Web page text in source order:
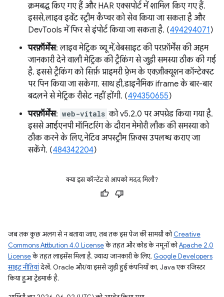
क्रमबद्ध किए गए हैं और HAR एक्सपोर्ट में शामिल किए गए हैं.
इससे, लाइव इवेंट स्ट्रीम कैप्चर को सेव किया जा सकता है और
DevTools में फिर से इंपोर्ट किया जा सकता है. (494294071 )
परफ़ॉर्मेंस: लाइव मेट्रिक व्यू में, वेबसाइट की परफ़ॉर्मेंस की अहम
जानकारी देने वाली मेट्रिक की ट्रैकिंग से जुड़ी समस्या ठीक की गई
है. इससे ट्रैकिंग को सिर्फ़ प्राइमरी फ़्रेम के एक्ज़ीक्यूशन कॉन्टेक्स्ट
पर पिन किया जा सकेगा. साथ ही, डाइनैमिक iframe के बार-बार
बदलने से मेट्रिक रीसेट नहीं होंगी. (494350655)
परफ़ॉर्मेंस: web-vitals को v5.2.0 पर अपग्रेड किया गया है.
इससे आईएनपी मॉनिटरिंग के दौरान मेमोरी लीक की समस्या को
ठीक करने के लिए, नेटिव अपस्ट्रीम फ़िक्स उपलब्ध कराए जा
सकेंगे. (484342204)
क्या इस कॉन्टेंट से आपको मदद मिली?
जब तक कुछ अलग से न बताया जाए, तब तक इस पेज की सामग्री कोCreative
Commons Attribution 4.0 Licenseके तहत और कोड के नमूनों कोApache 2.0
Licenseके तहत लाइसेंस मिला है. ज़्यादा जानकारी के लिए, Google Developers
साइट नीतियांदेखें. Oracle और/या इससे जुड़ी हुई कंपनियों का, Java एक रजिस्टर
किया हुआ ट्रेडमार्क है.